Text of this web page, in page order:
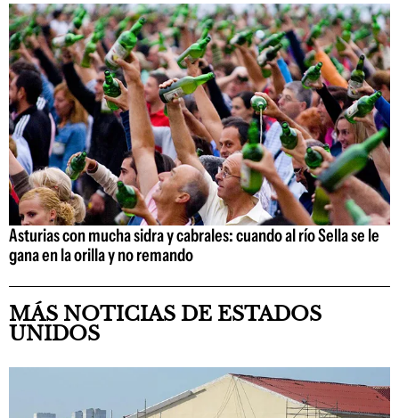
Asturias con mucha sidra y cabrales: cuando al río Sella se le
gana en la orilla y no remando
MÁS NOTICIAS DE ESTADOS
UNIDOS